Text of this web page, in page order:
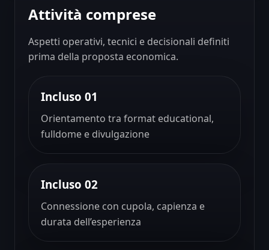
Attività comprese
Aspetti operativi, tecnici e decisionali definiti
prima della proposta economica.
Incluso 01
Orientamento tra format educational,
fulldome e divulgazione
Incluso 02
Connessione con cupola, capienza e
durata dell’esperienza